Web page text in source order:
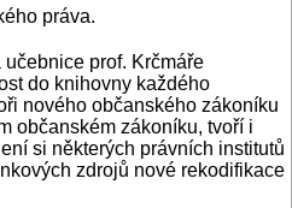
práva.
prof. Krčmáře
do knihovny každého
nového občanského zákoníku
občanském zákoníku, tvoří i
si některých právních institutů
zdrojů nové rekodifikace